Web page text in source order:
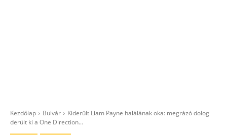
Kezdőlap Bulvár
Kiderült Liam Payne halálának oka: megrázó dolog
derült ki a One Direction...